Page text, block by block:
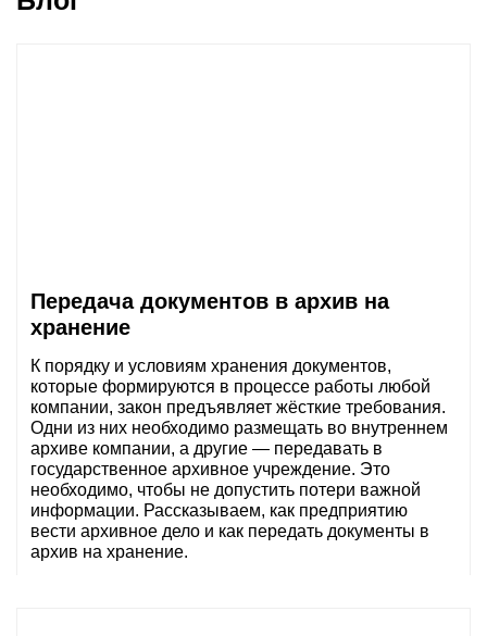
Блог
Заказать услугу
Заказать звонок
Передача документов в архив на
хранение
К порядку и условиям хранения документов,
которые формируются в процессе работы любой
компании, закон предъявляет жёсткие требования.
Одни из них необходимо размещать во внутреннем
архиве компании, а другие — передавать в
государственное архивное учреждение. Это
необходимо, чтобы не допустить потери важной
информации. Рассказываем, как предприятию
вести архивное дело и как передать документы в
архив на хранение.